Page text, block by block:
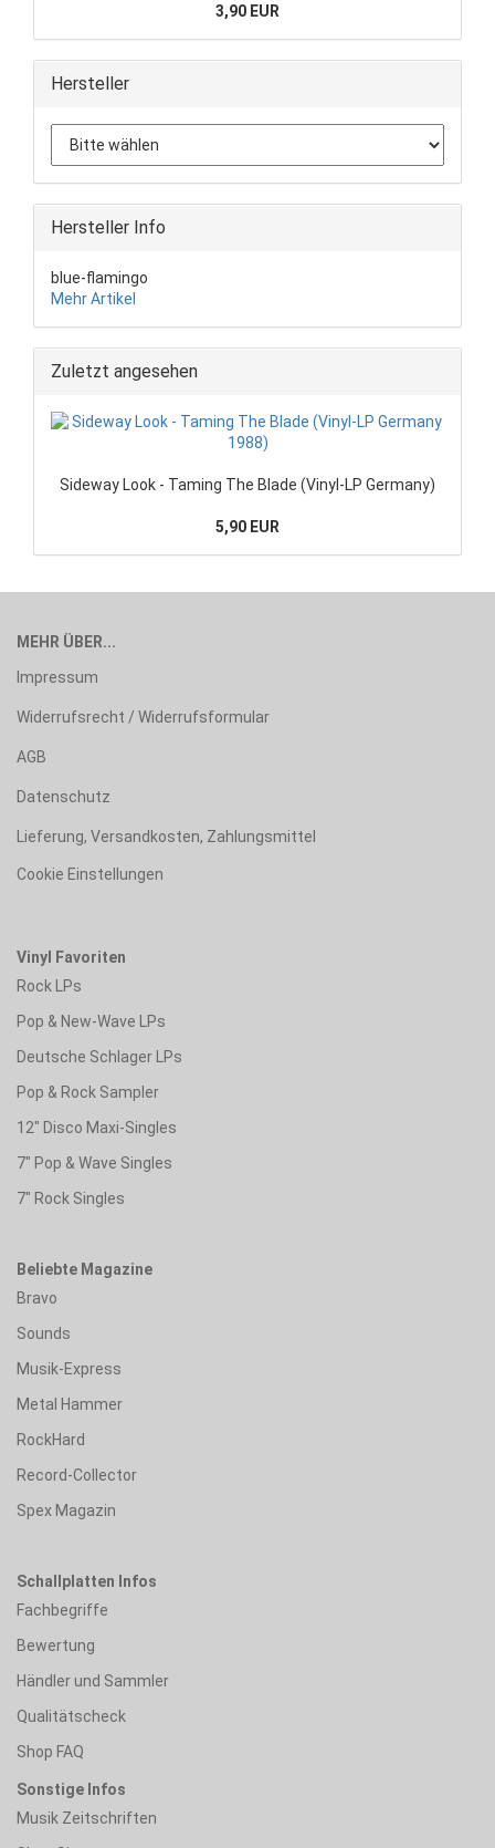
3,90 EUR
Hersteller
Hersteller Info
blue-flamingo
Mehr Artikel
Zuletzt angesehen
Sideway Look - Taming The Blade (Vinyl-LP Germany)
5,90 EUR
MEHR ÜBER...
Impressum
Widerrufsrecht / Widerrufsformular
AGB
Datenschutz
Lieferung, Versandkosten, Zahlungsmittel
Cookie Einstellungen
Vinyl Favoriten
Rock LPs
Pop & New-Wave LPs
Deutsche Schlager LPs
Pop & Rock Sampler
12" Disco Maxi-Singles
7" Pop & Wave Singles
7" Rock Singles
Beliebte Magazine
Bravo
Sounds
Musik-Express
Metal Hammer
RockHard
Record-Collector
Spex Magazin
Schallplatten Infos
Fachbegriffe
Bewertung
Händler und Sammler
Qualitätscheck
Shop FAQ
Sonstige Infos
Musik Zeitschriften